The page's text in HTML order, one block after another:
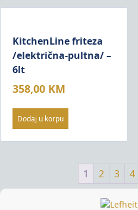
KitchenLine friteza
/električna-pultna/ –
6lt
358,00 KM
Dodaj u korpu
1 2 3 4